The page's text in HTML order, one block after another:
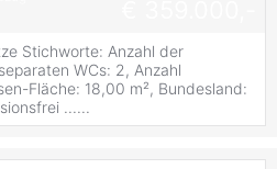
Stichworte: Anzahl der
WCs: 2, Anzahl
Fläche: 18,00 m², Bundesland:
......